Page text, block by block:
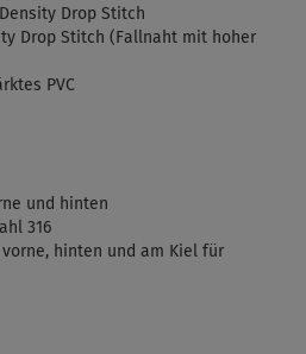
Drop Stitch
Drop Stitch (Fallnaht mit hoher
PVC
und hinten
316
hinten und am Kiel für